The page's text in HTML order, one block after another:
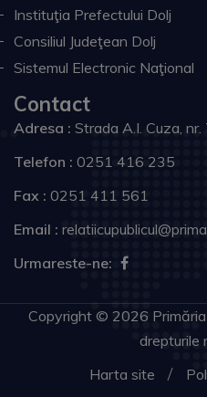
Instituţia Prefectului Dolj
Consiliul Judeţean Dolj
Sistemul Electronic Naţional
Contact
Adresa : Strada A.I. Cuza,
Telefon : 0251 416 235
Fax : 0251 411 561
Email :
Urmareste-ne:
Copyright © 2026 Primăria
drepturile
Harta site